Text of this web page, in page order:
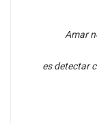
Amar
es detectar